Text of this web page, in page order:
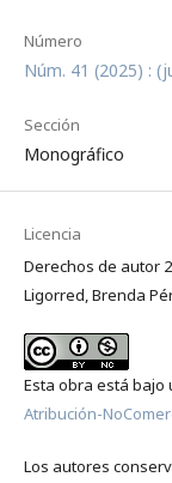
Número
Núm. 41 (2025) :
Sección
Monográfico
Licencia
Derechos de autor
Ligorred, Brenda
Esta obra está bajo
Atribución-
Los autores